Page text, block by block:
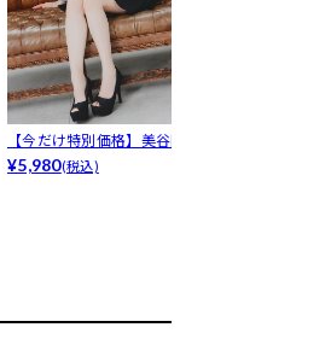
【今だけ特別価格】美谷間魅せ
する深めV...
¥5,980(税込)